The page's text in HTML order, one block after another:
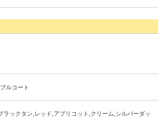
ルコート
ラックタン,レッド,アプリコット,クリーム,シルバーダッ